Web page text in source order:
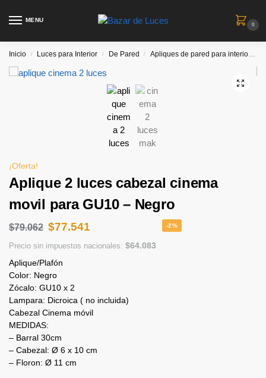
MENU
0
Inicio / Luces para Interior / De Pared / Apliques de pared para interiores
¡Oferta!
Aplique 2 luces cabezal cinema
movil para GU10 – Negro
$79.062 $77.541
Precio sin impuestos nacionales: $64.083
-2%
Aplique/Plafón
Color: Negro
Zócalo: GU10 x 2
Lampara: Dicroica ( no incluida)
Cabezal Cinema móvil
MEDIDAS:
– Barral 30cm
– Cabezal: Ø 6 x 10 cm
– Floron: Ø 11 cm